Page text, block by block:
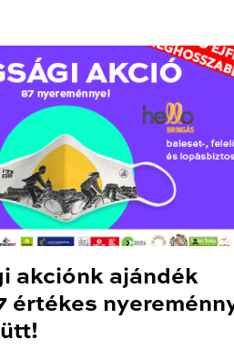
akciónk ajándék
értékes